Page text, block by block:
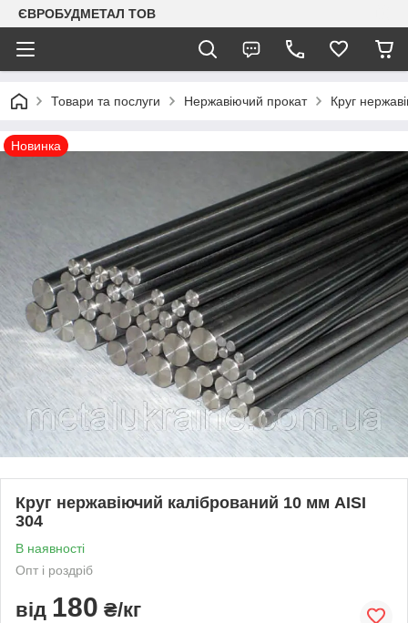
ЄВРОБУДМЕТАЛ ТОВ
Товари та послуги Нержавіючий прокат Круг
Новинка
Круг нержавіючий калібрований 10 мм AISI
304
В наявності
Опт і роздріб
від 180 ₴/кг